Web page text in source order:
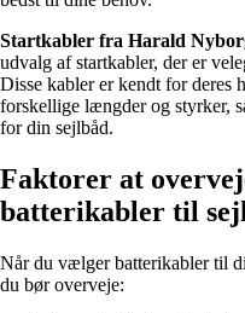
Startkabler fra Harald
udvalg af startkabler, der er
Disse kabler er kendt for deres
forskellige længder og styrker,
for din sejlbåd.
Faktorer at
batterikabler til
Når du vælger batterikabler til
du bør overveje: